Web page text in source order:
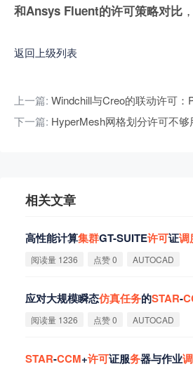
和Ansys Fluent的许可策略对比
返回上级列表
上一篇: Windchill与Creo的联动许可
下一篇: HyperMesh网格划分许可不
相关文章
高性能计算集群GT-SUITE许可证调
阅读量 1236 点赞 0 AUTOCAD
应对大规模瞬态仿真任务的STAR-
阅读量 1326 点赞 0 AUTOCAD
STAR-CCM+许可证服务器与作业调